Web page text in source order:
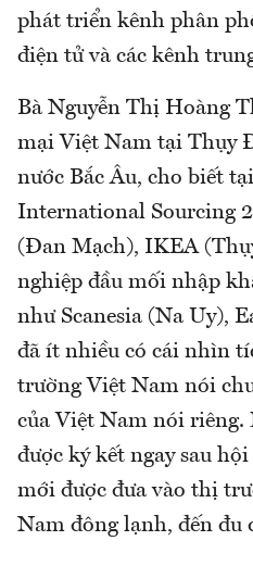
phát triển kênh phân
điện tử và các kênh
Bà Nguyễn Thị Hoàng
mại Việt Nam tại Thụy
nước Bắc Âu, cho biết
International Sourcing
(Đan Mạch), IKEA
nghiệp đầu mối nhập
như Scanesia (Na Uy),
đã ít nhiều có cái nhìn
trường Việt Nam nói
của Việt Nam nói riêng.
được ký kết ngay sau
mới được đưa vào thị
Nam đông lạnh, đến đu